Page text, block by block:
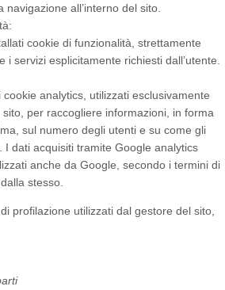
navigazione all’interno del sito.
cookie di funzionalità, strettamente
i servizi esplicitamente richiesti dall’utente.
analytics, utilizzati esclusivamente
per raccogliere informazioni, in forma
sul numero degli utenti e su come gli
I dati acquisiti tramite Google analytics
anche da Google, secondo i termini di
stesso.
profilazione utilizzati dal gestore del sito,